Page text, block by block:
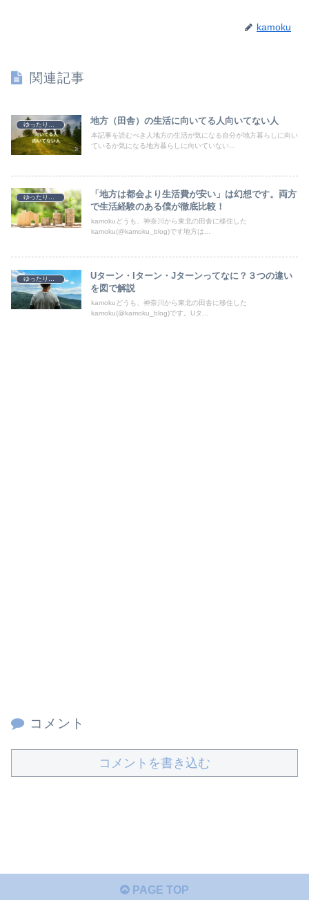
kamoku
関連記事
地方（田舎）の生活に向いてる人向いてない人
本記事を読むべき人地方の生活が気になる自分が地方暮らしに向い
ているか気になる地方暮らしに向いていない...
ゆったり移住生活
「地方は都会より生活費が安い」は幻想です。両方
で生活経験のある僕が徹底比較！
kamokuどうも、神奈川から東北の田舎に移住した
kamoku(@kamoku_blog)です地方は...
ゆったり移住生活
Uターン・Iターン・Jターンってなに？３つの違い
を図で解説
kamokuどうも、神奈川から東北の田舎に移住した
kamoku(@kamoku_blog)です。Uタ...
コメント
コメントを書き込む
PAGE TOP